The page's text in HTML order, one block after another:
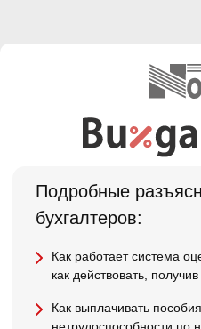
Подробные
бухгалтеров:
Как работает система
как действовать,
Как выплачивать